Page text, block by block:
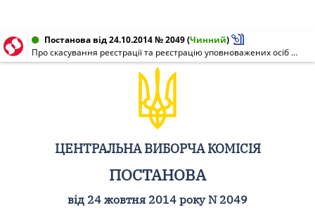
Постанова від 24.10.2014 № 2049(Чинний)
Про скасування реєстрації та реєстрацію уповноважених осіб Політичної партії "Опозиційний блок" в одномандатних виборчих округах на позачергових виборах народних депутатів України 26 жовтня 2014 року
ЦЕНТРАЛЬНА ВИБОРЧА КОМІСІЯ
ПОСТАНОВА
від 24 жовтня 2014 року N 2049